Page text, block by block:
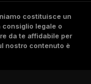
costituisce un
legale o
da te affidabile per
nostro contenuto è